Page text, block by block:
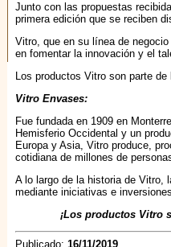
Junto con las propuestas
primera edición que se reciben
Vitro, que en su línea de
en fomentar la innovación y el
Los productos Vitro son parte
Vitro Envases:
Fue fundada en 1909 en
Hemisferio Occidental y un
Europa y Asia, Vitro produce,
cotidiana de millones de
A lo largo de la historia de Vitro,
mediante iniciativas e
¡Los productos Vitro son
Publicado: 16/11/2019